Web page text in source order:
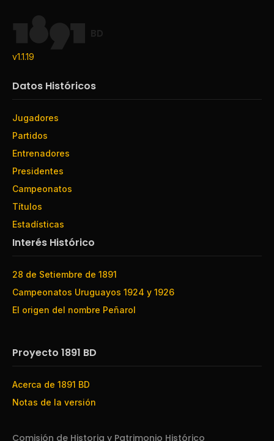
BD
v1.1.19
Datos Históricos
Jugadores
Partidos
Entrenadores
Presidentes
Campeonatos
Títulos
Estadísticas
Interés Histórico
28 de Setiembre de 1891
Campeonatos Uruguayos 1924 y 1926
El origen del nombre Peñarol
Proyecto 1891 BD
Acerca de 1891 BD
Notas de la versión
Comisión de Historia y Patrimonio Histórico